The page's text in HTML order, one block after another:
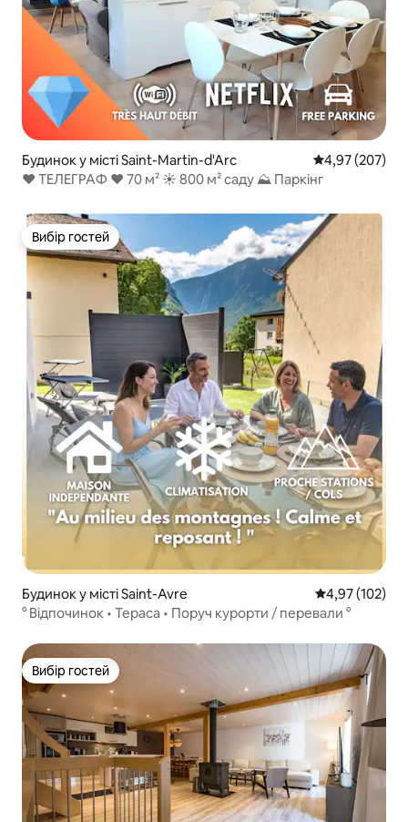
Будинок у місті Saint-Martin-d'Arc Середня
4,97 (207)
❤ ТЕЛЕГРАФ ❤ 70 м² ☀ 800 м² саду ⛰ Паркінг
Вибір гостей
Вибір гостей
Будинок у місті Saint-Avre Середня
4,97 (102)
° Відпочинок • Тераса • Поруч курорти / перевали °
Вибір гостей
Вибір гостей